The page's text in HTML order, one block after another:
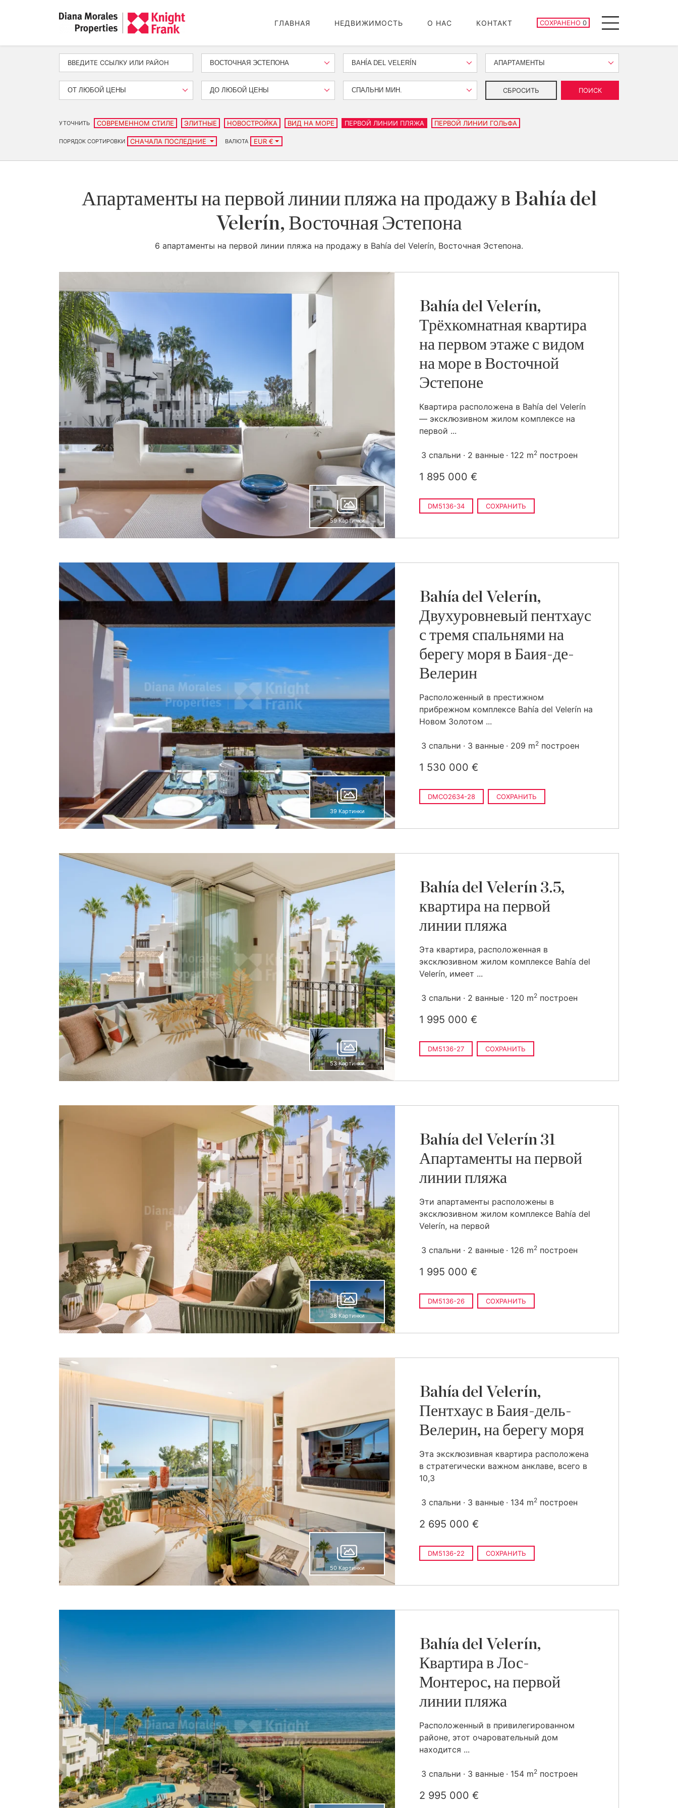
ГЛАВНАЯ НЕДВИЖИМОСТЬ О НАС КОНТАКТ СОХРАНЕНО 0
СОХРАНЕННЫЕ ОБЪЕКТЫ
Menu
ВОСТОЧНАЯ ЭСТЕПОНА BAHÍA DEL VELERÍN АПАРТАМЕНТЫ
ОТ ЛЮБОЙ ЦЕНЫ ДО ЛЮБОЙ ЦЕНЫ СПАЛЬНИ МИН. СБРОСИТЬ ПОИСК
УТОЧНИТЬ СОВРЕМЕННОМ СТИЛЕ ЭЛИТНЫЕ НОВОСТРОЙКА ВИД НА МОРЕ ПЕРВОЙ ЛИНИИ ПЛЯЖА ПЕРВОЙ ЛИНИИ ГОЛЬФА
ПОРЯДОК СОРТИРОВКИ СНАЧАЛА ПОСЛЕДНИЕ ВАЛЮТА EUR €
Апартаменты на первой линии пляжа на продажу в Bahía del
Velerín, Восточная Эстепона
6 апартаменты на первой линии пляжа на продажу в Bahía del Velerín, Восточная Эстепона.
59 Картинки
Bahía del Velerín,
Трёхкомнатная квартира
на первом этаже с видом
на море в Восточной
Эстепоне
Квартира расположена в Bahía del Velerín
— эксклюзивном жилом комплексе на
первой ...
3 спальни 2 ванные 122 m2 построен
1 895 000 €
DM5136-34 СОХРАНИТЬ
39 Картинки
Bahía del Velerín,
Двухуровневый пентхаус
с тремя спальнями на
берегу моря в Баия-де-
Велерин
Расположенный в престижном
прибрежном комплексе Bahía del Velerín на
Новом Золотом ...
3 спальни 3 ванные 209 m2 построен
1 530 000 €
DMCO2634-28 СОХРАНИТЬ
53 Картинки
Bahía del Velerín 3.5,
квартира на первой
линии пляжа
Эта квартира, расположенная в
эксклюзивном жилом комплексе Bahía del
Velerín, имеет ...
3 спальни 2 ванные 120 m2 построен
1 995 000 €
DM5136-27 СОХРАНИТЬ
38 Картинки
Bahía del Velerín 31
Апартаменты на первой
линии пляжа
Эти апартаменты расположены в
эксклюзивном жилом комплексе Bahía del
Velerín, на первой
3 спальни 2 ванные 126 m2 построен
1 995 000 €
DM5136-26 СОХРАНИТЬ
50 Картинки
Bahía del Velerín,
Пентхаус в Баия-дель-
Велерин, на берегу моря
Эта эксклюзивная квартира расположена
в стратегически важном анклаве, всего в
10,3
3 спальни 3 ванные 134 m2 построен
2 695 000 €
DM5136-22 СОХРАНИТЬ
Bahía del Velerín,
Квартира в Лос-
Монтерос, на первой
линии пляжа
Расположенный в привилегированном
районе, этот очаровательный дом
находится ...
3 спальни 3 ванные 154 m2 построен
2 995 000 €